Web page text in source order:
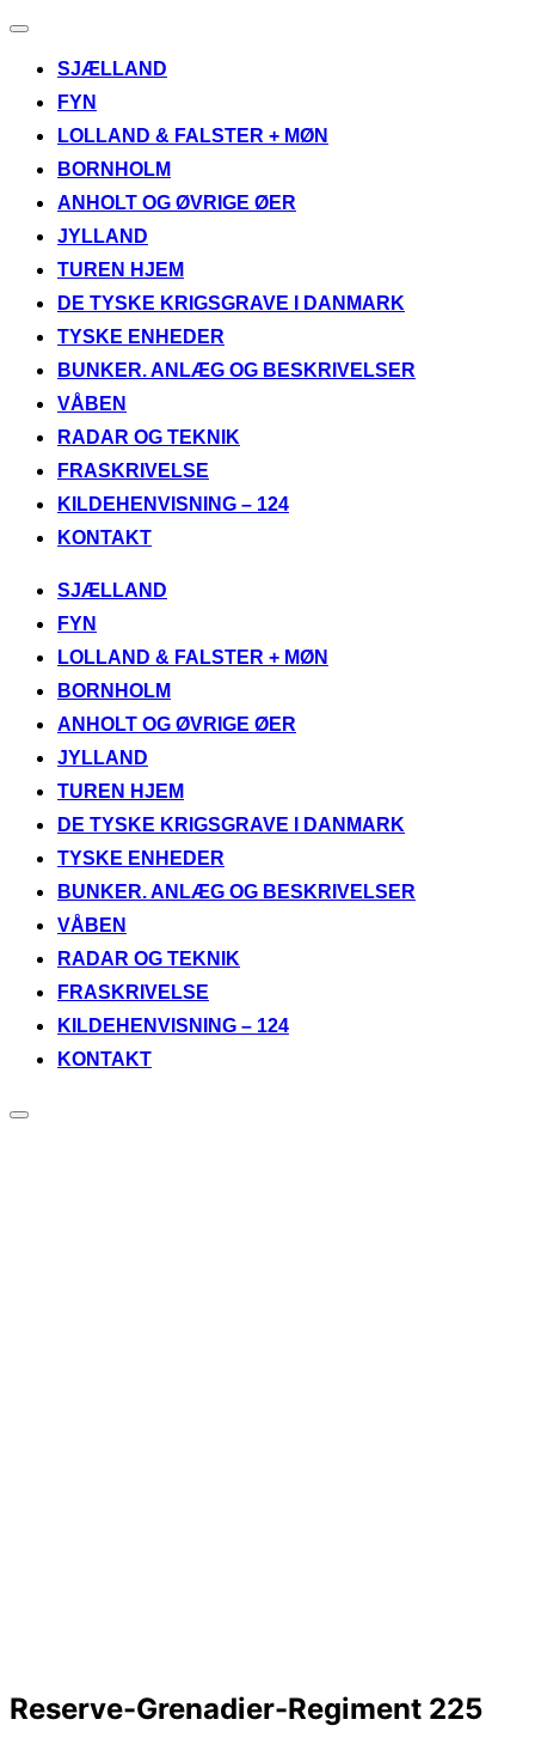
Slå
til/fraSJÆLLAND
FYN
LOLLAND & FALSTER + MØN
BORNHOLM
ANHOLT OG ØVRIGE ØER
JYLLAND
TUREN HJEM
DE TYSKE KRIGSGRAVE I DANMARK
TYSKE ENHEDER
BUNKER. ANLÆG OG BESKRIVELSER
VÅBEN
RADAR OG TEKNIK
FRASKRIVELSE
KILDEHENVISNING – 124
KONTAKT
Videre
indhold
SJÆLLAND
FYN
LOLLAND & FALSTER + MØN
BORNHOLM
ANHOLT OG ØVRIGE ØER
JYLLAND
TUREN HJEM
DE TYSKE KRIGSGRAVE I DANMARK
TYSKE ENHEDER
BUNKER. ANLÆG OG BESKRIVELSER
VÅBEN
RADAR OG TEKNIK
FRASKRIVELSE
KILDEHENVISNING – 124
KONTAKT
Slå
Reserve-Grenadier-Regiment 225